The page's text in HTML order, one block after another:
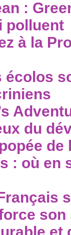
:
polluent
à la
écolos
du
de
: où en